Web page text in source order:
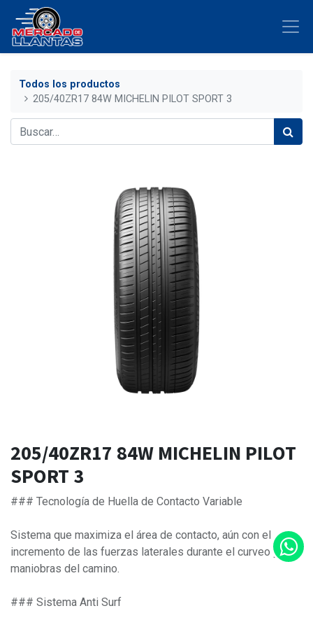
Todos los productos
205/40ZR17 84W MICHELIN PILOT SPORT 3
205/40ZR17 84W MICHELIN PILOT
SPORT 3
### Tecnología de Huella de Contacto Variable
Sistema que maximiza el área de contacto, aún con el
incremento de las fuerzas laterales durante el curveo y
maniobras del camino.
### Sistema Anti Surf